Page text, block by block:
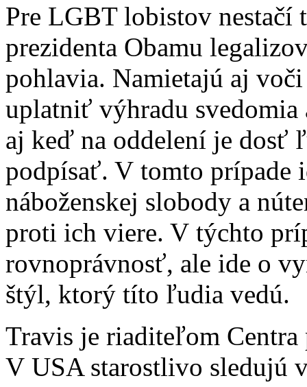
Pre LGBT lobistov nestačí
prezidenta Obamu
pohlavia. Namietajú aj
uplatniť výhradu svedomia
aj keď na oddelení je dosť
podpísať. V tomto prípade
náboženskej slobody a
proti ich viere. V týchto
rovnoprávnosť, ale ide o
štýl, ktorý títo ľudia vedú.
Travis je riaditeľom Centra
V USA starostlivo sledujú